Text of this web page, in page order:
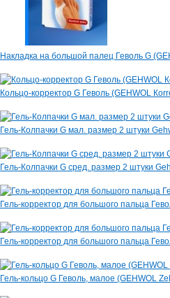
Накладка на большой палец Геволь G
Кольцо-корректор G Геволь (GEHWOL
Гель-Колпачки G мал. размер 2 штуки
Гель-Колпачки G сред. размер 2 штуки
Гель-корректор для большого пальца
Гель-корректор для большого пальца
Гель-кольцо G Геволь, малое (GEHWOL